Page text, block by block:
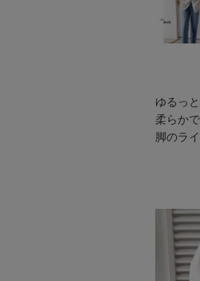
ゆるっ
柔らか
脚のラ